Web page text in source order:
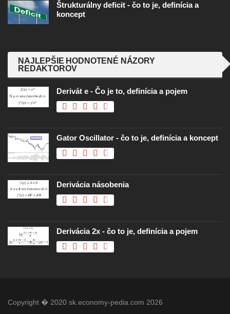
Štrukturálny deficit - čo to je, definícia a
koncept
NAJLEPŠIE HODNOTENÉ NÁZORY
REDAKTOROV
Derivát e - Čo je to, definícia a pojem
Gator Oscillator - čo to je, definícia a koncept
Derivácia násobenia
Derivácia 2x - čo to je, definícia a pojem
Copyright � 2020 sk.economy-pedia.com 2026